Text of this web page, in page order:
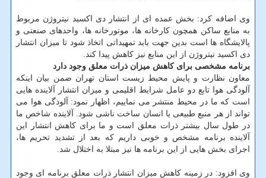
وی اضافه کرد: بخش عمده ای از انتشار دی اکسید نیتروژن مربوط
به منابع ساکن همچون کارخانه ها، موتورخانه ها، واحدهای صنعتی و
پالایشگاه ها است بدین جهت باید تمهیداتی اتخاذ شود تا میزان انتشار
دی اکسید نیتروژن از این منابع نیز کاهش پیدا کند.
برنامه مشخصی برای کاهش میزان ذرات معلق وجود دارد
معاون نظارت و پایش محیط زیست استان تهران ضمن بیان اینکه
آلودگی هوا تابع دو عامل شرایط اقلیمی و میزان انتشار آلاینده هایی
است که ما در محیط منتشر می نماییم، اظهار نمود: آلودگی هوا می
تواند از هر منبع طبیعی یا انسان ساخت ناشی شود. آلاینده شاخص ما
در طول سال بیشتر ذرات معلق است و ما برای کاهش انتشار این
آلاینده برنامه مشخص و خوبی داریم که بعد از تشدید تحریم ها،
اجرای بخش هایی از این برنامه ها نیز مبتلا به اختلال شد.
وی افزود: در زمینه کاهش میزان انتشار ذرات معلق برنامه ای وجود